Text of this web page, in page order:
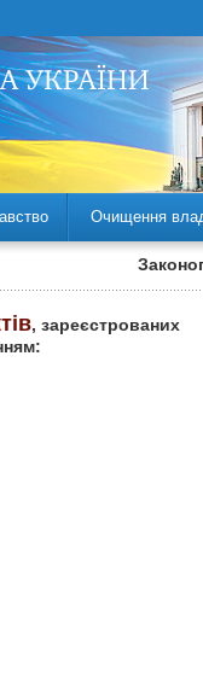
Очищення
, зареєстрованих